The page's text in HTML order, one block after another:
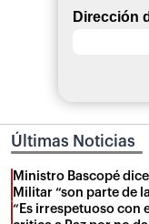
Dirección
Últimas Noticias
Ministro Bascopé
Militar “son parte de
“Es irrespetuoso con